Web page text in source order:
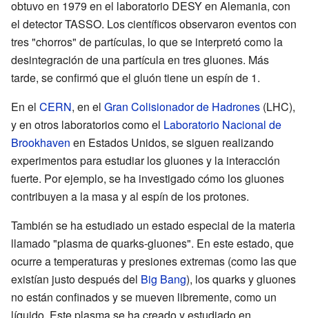
obtuvo en 1979 en el laboratorio DESY en Alemania, con
el detector TASSO. Los científicos observaron eventos con
tres "chorros" de partículas, lo que se interpretó como la
desintegración de una partícula en tres gluones. Más
tarde, se confirmó que el gluón tiene un espín de 1.
En el CERN, en el Gran Colisionador de Hadrones (LHC),
y en otros laboratorios como el Laboratorio Nacional de
Brookhaven en Estados Unidos, se siguen realizando
experimentos para estudiar los gluones y la interacción
fuerte. Por ejemplo, se ha investigado cómo los gluones
contribuyen a la masa y al espín de los protones.
También se ha estudiado un estado especial de la materia
llamado "plasma de quarks-gluones". En este estado, que
ocurre a temperaturas y presiones extremas (como las que
existían justo después del Big Bang), los quarks y gluones
no están confinados y se mueven libremente, como un